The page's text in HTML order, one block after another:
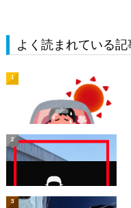
よく読まれている記
1
2
3